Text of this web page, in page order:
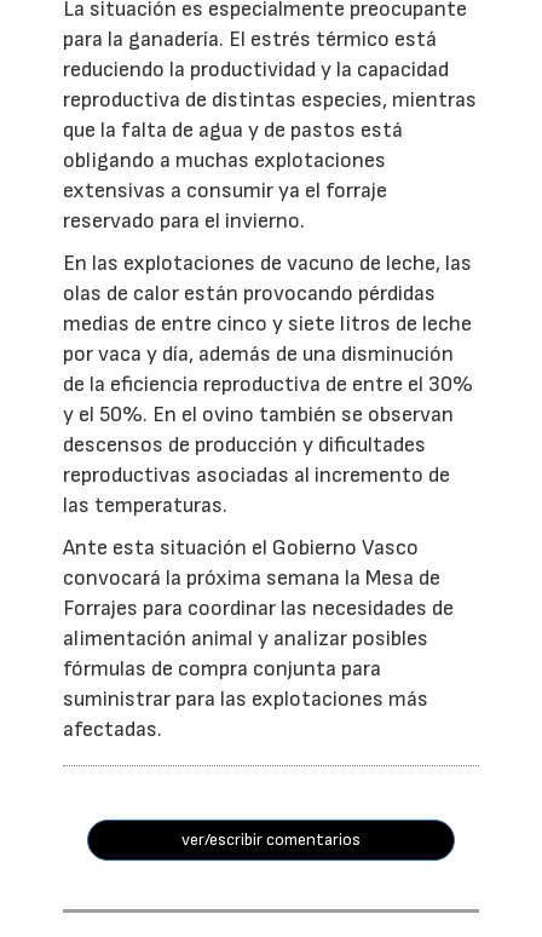
La situación es especialmente preocupante
para la ganadería. El estrés térmico está
reduciendo la productividad y la capacidad
reproductiva de distintas especies, mientras
que la falta de agua y de pastos está
obligando a muchas explotaciones
extensivas a consumir ya el forraje
reservado para el invierno.
En las explotaciones de vacuno de leche, las
olas de calor están provocando pérdidas
medias de entre cinco y siete litros de leche
por vaca y día, además de una disminución
de la eficiencia reproductiva de entre el 30%
y el 50%. En el ovino también se observan
descensos de producción y dificultades
reproductivas asociadas al incremento de
las temperaturas.
Ante esta situación el Gobierno Vasco
convocará la próxima semana la Mesa de
Forrajes para coordinar las necesidades de
alimentación animal y analizar posibles
fórmulas de compra conjunta para
suministrar para las explotaciones más
afectadas.
ver/escribir comentarios